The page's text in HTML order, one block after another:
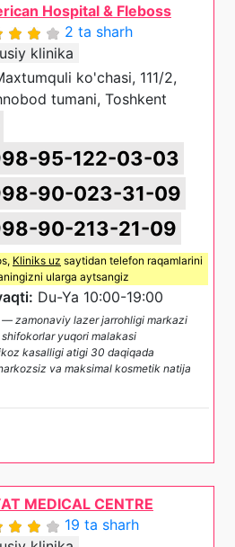
Hospital & Fleboss
2 ta sharh
klinika
ko'chasi, 111/2,
tumani, Toshkent
95-122-03-03
90-023-31-09
90-213-21-09
Kliniks uz saytidan telefon raqamlarini
ularga aytsangiz
Du-Ya 10:00-19:00
— zamonaviy lazer jarrohligi markazi
shifokorlar yuqori malakasi
kasalligi atigi 30 daqiqada
va maksimal kosmetik natija
MEDICAL CENTRE
19 ta sharh